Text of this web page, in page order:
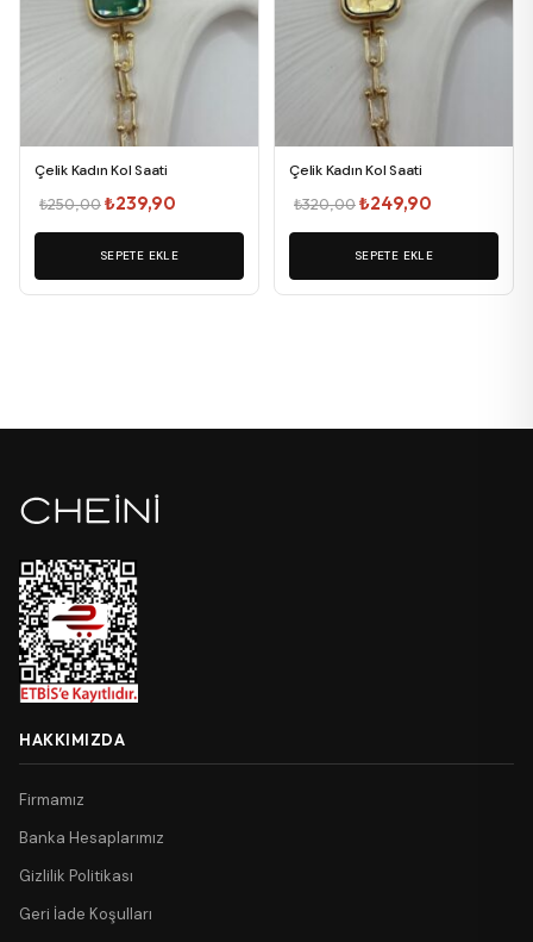
Çelik Kadın Kol Saati
₺250,00Orijinal
fiyat:
₺250,00.
₺239,90
andaki
fiyat:
SEPETE EKLE
Çelik Kadın Kol Saati
₺320,00Orijinal
fiyat:
₺320,00.
₺249,90
andaki
fiyat:
SEPETE EKLE
HAKKIMIZDA
Firmamız
Banka Hesaplarımız
Gizlilik Politikası
Geri İade Koşulları